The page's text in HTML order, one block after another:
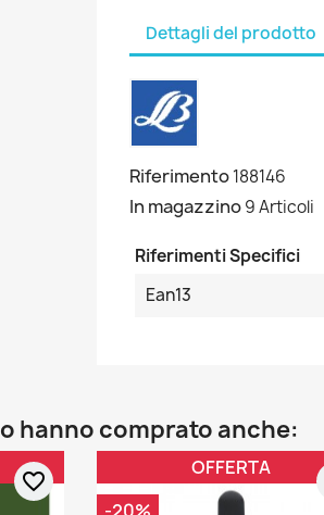
Dettagli del prodotto
Riferimento188146
In magazzino9 Articoli
Riferimenti Specifici
Ean13
hanno comprato anche:
favorite_border
OFFERTA